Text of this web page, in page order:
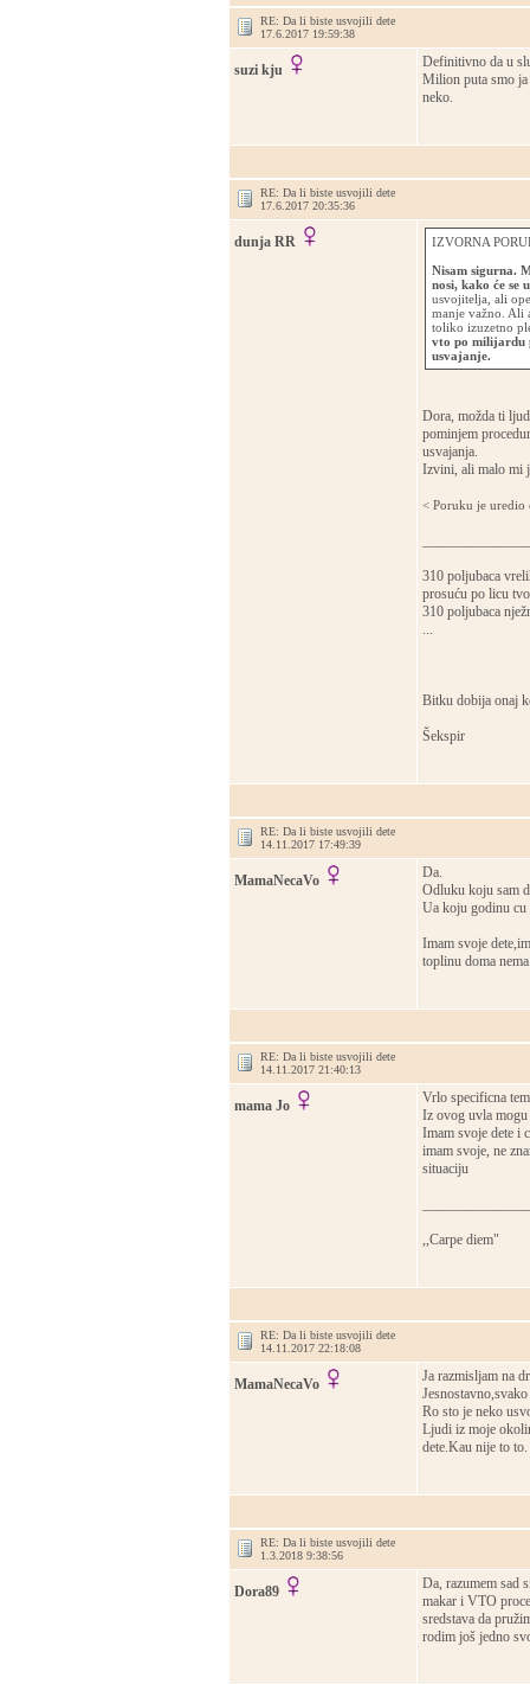
RE: Da li biste usvojili dete
17.6.2017 19:59:38
suzi kju
Definitivno da u
Milion puta smo
neko.
RE: Da li biste usvojili dete
17.6.2017 20:35:36
dunja RR
IZVORNA
Nisam sigurna.
nosi, kako će se
usvojitelja, ali
manje važno. Ali
toliko izuzetno
vto po milijardu
usvajanje.
Dora, možda ti
pominjem
usvajanja.
Izvini, ali malo mi
< Poruku je uredio
310 poljubaca
prosuću po licu
310 poljubaca
...
Bitku dobija onaj
Šekspir
RE: Da li biste usvojili dete
14.11.2017 17:49:39
MamaNecaVo
Da.
Odluku koju sam
Ua koju godinu cu
Imam svoje
toplinu doma
RE: Da li biste usvojili dete
14.11.2017 21:40:13
mama Jo
Vrlo specificna
Iz ovog uvla mogu
Imam svoje dete i
imam svoje, ne
situaciju
,,Carpe diem"
RE: Da li biste usvojili dete
14.11.2017 22:18:08
MamaNecaVo
Ja razmisljam na
Ro sto je neko
Ljudi iz moje
dete.Kau nije to to.
RE: Da li biste usvojili dete
1.3.2018 9:38:56
Dora89
Da, razumem sad
makar i VTO
sredstava da
rodim još jedno